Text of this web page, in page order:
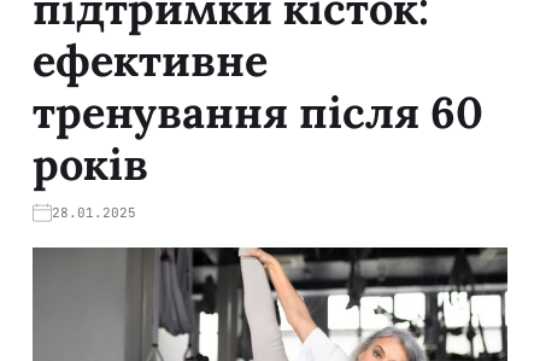
ефективне
тренування після 60
років
28.01.2025